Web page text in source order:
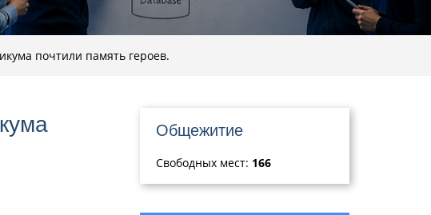
почтили память героев.
Общежитие
Свободных мест: 166